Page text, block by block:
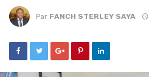
Par FANCH STERLEY SAYA